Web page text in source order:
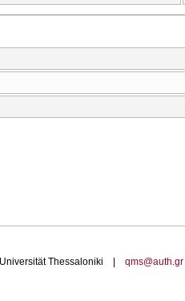
Thessaloniki | qms@auth.gr